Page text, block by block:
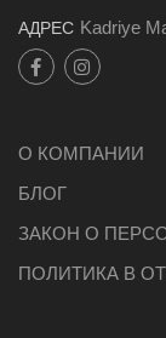
АДРЕС Kadriye
О КОМПАНИИ
БЛОГ
ЗАКОН О
ПОЛИТИКА В